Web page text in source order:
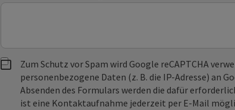
Zum Schutz vor Spam wird Google reCAPTCHA
personenbezogene Daten (z. B. die IP-Adresse) an
Absenden des Formulars werden die dafür
ist eine Kontaktaufnahme jederzeit per E-Mail